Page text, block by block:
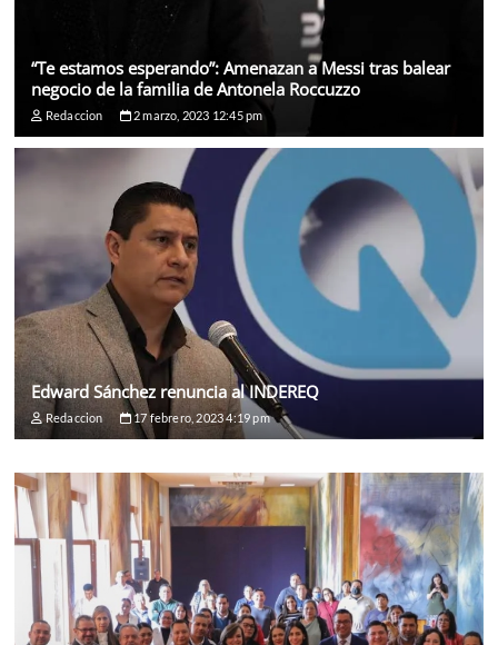
“Te estamos esperando”: Amenazan a Messi tras balear
negocio de la familia de Antonela Roccuzzo
Redaccion 2 marzo, 2023 12:45 pm
Edward Sánchez renuncia al INDEREQ
Redaccion 17 febrero, 2023 4:19 pm